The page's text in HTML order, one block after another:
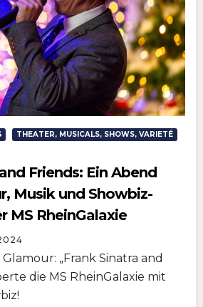
THEATER, MUSICALS, SHOWS, VARIETÉ
Friends: Ein Abend
Musik und Showbiz-
MS RheinGalaxie
„Frank Sinatra and
die MS RheinGalaxie mit